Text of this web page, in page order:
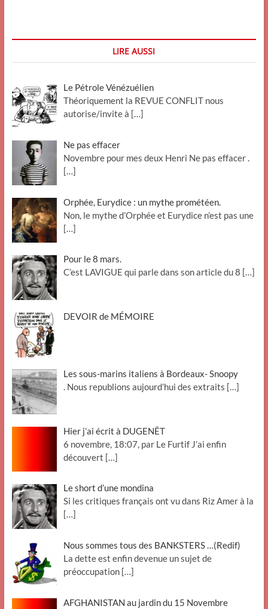
LIRE AUSSI
Le Pétrole Vénézuélien
Théoriquement la REVUE CONFLIT nous
autorise/invite à […]
Ne pas effacer
Novembre pour mes deux Henri Ne pas effacer .
[…]
Orphée, Eurydice : un mythe prométéen.
Non, le mythe d’Orphée et Eurydice n’est pas une
[…]
Pour le 8 mars.
C’est LAVIGUE qui parle dans son article du 8 […]
DEVOIR de MÉMOIRE
Les sous-marins italiens à Bordeaux- Snoopy
. Nous republions aujourd’hui des extraits […]
Hier j’ai écrit à DUGENÊT
6 novembre, 18:07, par Le Furtif J’ai enfin
découvert […]
Le short d’une mondina
Si les critiques français ont vu dans Riz Amer à la
[…]
Nous sommes tous des BANKSTERS …(Redif)
La dette est enfin devenue un sujet de
préoccupation […]
AFGHANISTAN au jardin du 15 Novembre